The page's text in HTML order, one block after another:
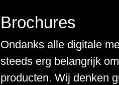
Brochures
Ondanks alle digitale
steeds erg belangrijk
producten. Wij denken